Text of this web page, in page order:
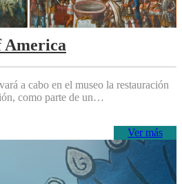
America
a cabo en el museo la restauración
como parte de un…
Ver más